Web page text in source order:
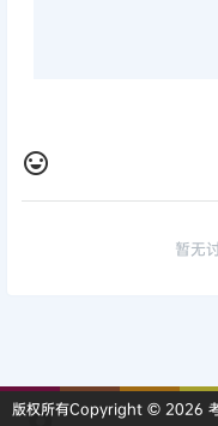
暂无
版权所有Copyright © 2026